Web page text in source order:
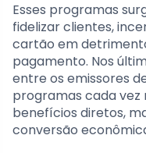
Esses programas
fidelizar clientes,
cartão em
pagamento. Nos
entre os emissores
programas cada vez
benefícios diretos,
conversão